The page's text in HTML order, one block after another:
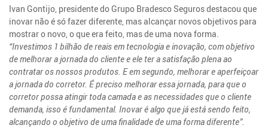
Ivan Gontijo, presidente do Grupo Bradesco Seguros destacou que
inovar não é só fazer diferente, mas alcançar novos objetivos para
mostrar o novo, o que era feito, mas de uma nova forma.
“Investimos 1 bilhão de reais em tecnologia e inovação, com objetivo
de melhorar a jornada do cliente e ele ter a satisfação plena ao
contratar os nossos produtos. E em segundo, melhorar e aperfeiçoar
a jornada do corretor. É preciso melhorar essa jornada, para que o
corretor possa atingir toda camada e as necessidades que o cliente
demanda, isso é fundamental. Inovar é algo que já está sendo feito,
alcançando o objetivo de uma finalidade de uma forma diferente”.